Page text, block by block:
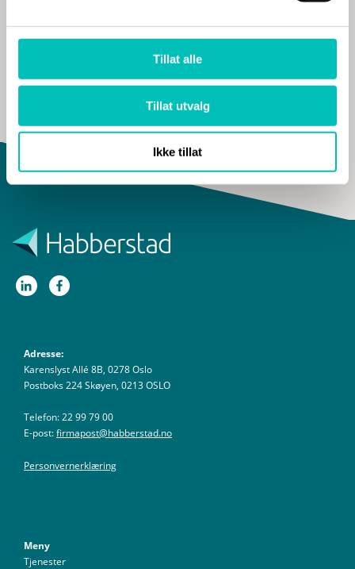
Tillat alle
Tillat utvalg
Ikke tillat
Adresse:
Karenslyst Allé 8B, 0278 Oslo
Postboks 224 Skøyen, 0213 OSLO
Telefon: 22 99 79 00
E-post:firmapost@habberstad.no
Personvernerklæring
Meny
Tjenester